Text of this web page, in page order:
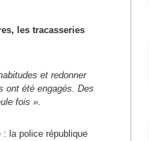
les tracasseries
et redonner
ont été engagés. Des
fois ».
la police république